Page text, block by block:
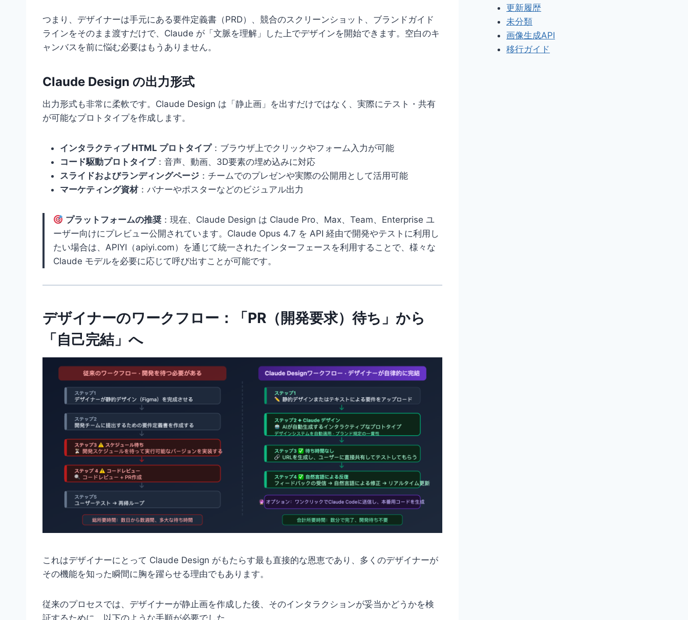
つまり、デザイナーは手元にある要件定義書（PRD）、競合のスクリーンショット、ブランドガイド
ラインをそのまま渡すだけで、Claude が「文脈を理解」した上でデザインを開始できます。空白のキ
ャンバスを前に悩む必要はもうありません。
Claude Design の出力形式
出力形式も非常に柔軟です。Claude Design は「静止画」を出すだけではなく、実際にテスト・共有
が可能なプロトタイプを作成します。
インタラクティブ HTML プロトタイプ：ブラウザ上でクリックやフォーム入力が可能
コード駆動プロトタイプ：音声、動画、3D要素の埋め込みに対応
スライドおよびランディングページ ：チームでのプレゼンや実際の公開用として活用可能
マーケティング資材：バナーやポスターなどのビジュアル出力
プラットフォームの推奨 ：現在、Claude Design は Claude Pro、Max、Team、Enterprise ユ
ーザー向けにプレビュー公開されています。Claude Opus 4.7 を API 経由で開発やテストに利用し
たい場合は、APIYI（apiyi.com）を通じて統一されたインターフェースを利用することで、様々な
Claude モデルを必要に応じて呼び出すことが可能です。
デザイナーのワークフロー：「PR（開発要求）待ち」から
「自己完結」へ
これはデザイナーにとって Claude Design がもたらす最も直接的な恩恵であり、多くのデザイナーが
その機能を知った瞬間に胸を躍らせる理由でもあります。
従来のプロセスでは、デザイナーが静止画を作成した後、そのインタラクションが妥当かどうかを検
更新履歴
未分類
画像生成API
移行ガイド